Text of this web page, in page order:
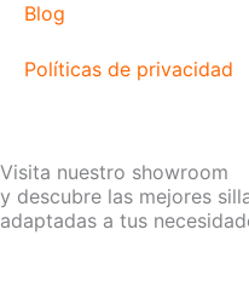
Blog
Políticas de privacidad
Visita nuestro showroom
y descubre las mejores
adaptadas a tus